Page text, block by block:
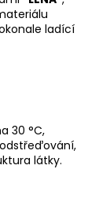
ladící
30 °C,
látky.